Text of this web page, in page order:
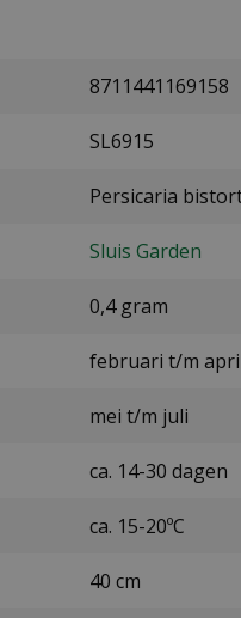
8711441169158
SL6915
Persicaria
Sluis Garden
0,4 gram
februari t/m
mei t/m juli
ca. 14-30 dagen
ca. 15-20ºC
40 cm